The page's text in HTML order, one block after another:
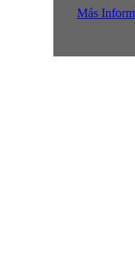
Más